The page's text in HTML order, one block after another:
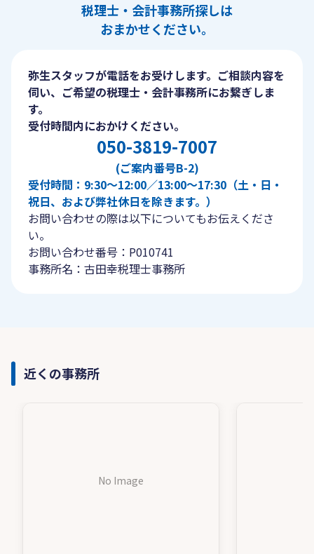
税理士・会計事務所探しは
おまかせください。
弥生スタッフが電話をお受けします。ご相談内容を
伺い、ご希望の税理士・会計事務所にお繋ぎしま
す。
受付時間内におかけください。
050-3819-7007
(ご案内番号B-2)
受付時間：9:30〜12:00／13:00〜17:30（土・日・
祝日、および弊社休日を除きます。）
お問い合わせの際は以下についてもお伝えくださ
い。
お問い合わせ番号：P010741
事務所名：古田幸税理士事務所
近くの事務所
No Image